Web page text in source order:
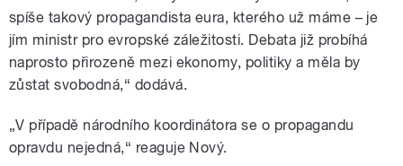
spíše takový propagandista eura, kterého už máme – je
jím ministr pro evropské záležitosti. Debata již probíhá
naprosto přirozeně mezi ekonomy, politiky a měla by
zůstat svobodná,“ dodává.
„V případě národního koordinátora se o propagandu
opravdu nejedná,“ reaguje Nový.